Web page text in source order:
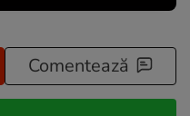
Comentează